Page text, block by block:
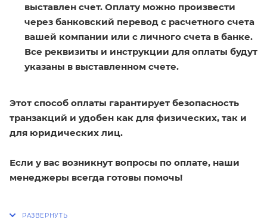
выставлен счет. Оплату можно произвести
через банковский перевод с расчетного счета
вашей компании или с личного счета в банке.
Все реквизиты и инструкции для оплаты будут
указаны в выставленном счете.
Этот способ оплаты гарантирует безопасность
транзакций и удобен как для физических, так и
для юридических лиц.
Если у вас возникнут вопросы по оплате, наши
менеджеры всегда готовы помочь!